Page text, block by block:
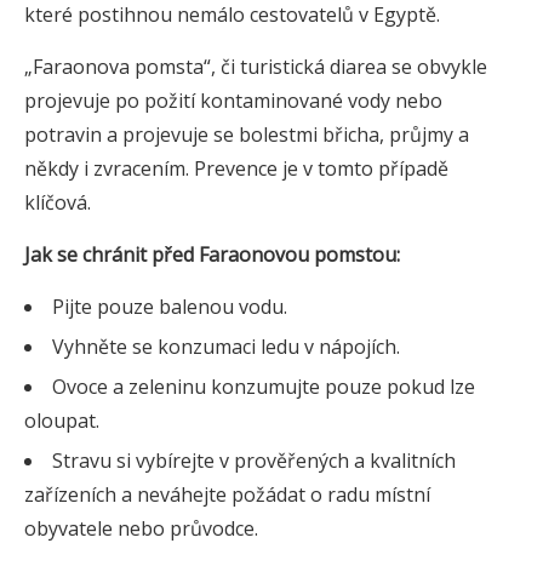
které postihnou nemálo cestovatelů v Egyptě.
„Faraonova pomsta“, či turistická diarea se obvykle
projevuje po požití kontaminované vody nebo
potravin a projevuje se bolestmi břicha, průjmy a
někdy i zvracením. Prevence je v tomto případě
klíčová.
Jak se chránit před Faraonovou pomstou:
Pijte pouze balenou vodu.
Vyhněte se konzumaci ledu v nápojích.
Ovoce a zeleninu konzumujte pouze pokud lze
oloupat.
Stravu si vybírejte v prověřených a kvalitních
zařízeních a neváhejte požádat o radu místní
obyvatele nebo průvodce.